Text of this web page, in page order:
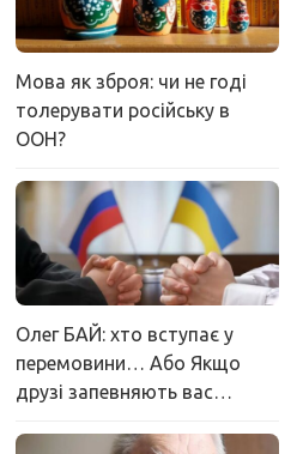
Мова як зброя: чи не годі
толерувати російську в
ООН?
Олег БАЙ: хто вступає у
перемовини… Або Якщо
друзі запевняють вас…